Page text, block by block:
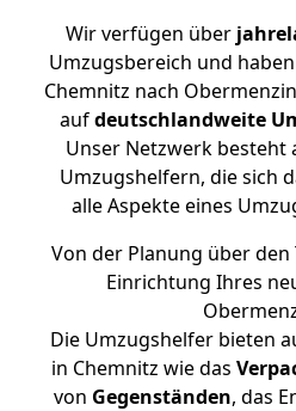
Wir verfügen über
Umzugsbereich und
Chemnitz nach
aufdeutschlandweite
Unser Netzwerk besteht
Umzugshelfern, die sich
alle Aspekte eines
Von der Planung über
Einrichtung Ihres
Die Umzugshelfer bieten
in Chemnitz wie das
von Gegenständen, das